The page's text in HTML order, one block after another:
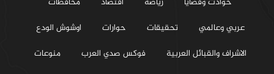
عربي وعالمي
تحقيقات حوارات
اوشوش الودع
الاشراف والقبائل العربية
فوكس صدي العرب
منوعات